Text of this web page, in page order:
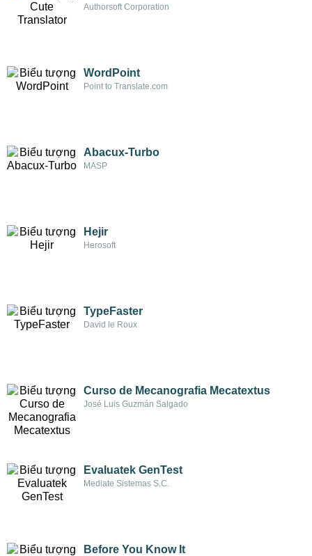
Authorsoft Corporation
WordPoint
Point to Translate.com
Abacux-Turbo
MASP
Hejir
Herosoft
TypeFaster
David le Roux
Curso de Mecanografia Mecatextus
José Luis Guzmán Salgado
Evaluatek GenTest
Mediate Sistemas S.C.
Before You Know It